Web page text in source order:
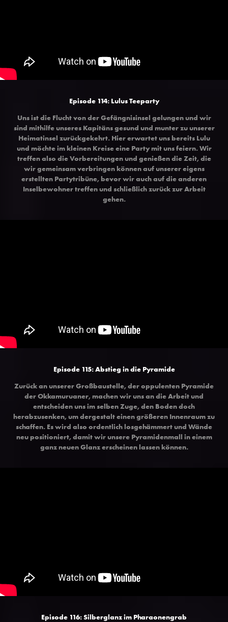
Episode 114: Lulus Teeparty
Uns ist die Flucht von der Gefängnisinsel gelungen und wir
sind mithilfe unseres Kapitäns gesund und munter zu unserer
Heimatinsel zurückgekehrt. Hier erwartet uns bereits Lulu
und möchte im kleinen Kreise eine Party mit uns feiern. Wir
treffen also die Vorbereitungen und genießen die Zeit, die
wir gemeinsam verbringen können auf unserer eigens
erstellten Partytribüne, bevor wir auch auf die anderen
Inselbewohner treffen und schließlich zurück zur Arbeit
gehen.
Episode 115: Abstieg in die Pyramide
Zurück an unserer Großbaustelle, der oppulenten Pyramide
der Okkamuruaner, machen wir uns an die Arbeit und
entscheiden uns im selben Zuge, den Boden doch
herabzusenken, um dergestalt einen größeren Innenraum zu
schaffen. Es wird also ordentlich losgehämmert und Wände
neu positioniert, damit wir unsere Pyramidenmall in einem
ganz neuen Glanz erscheinen lassen können.
Episode 116: Silberglanz im Pharaonengrab